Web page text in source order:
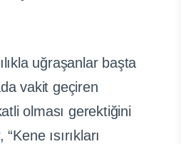
uğraşanlar başta
vakit geçiren
olması gerektiğini
ısırıkları